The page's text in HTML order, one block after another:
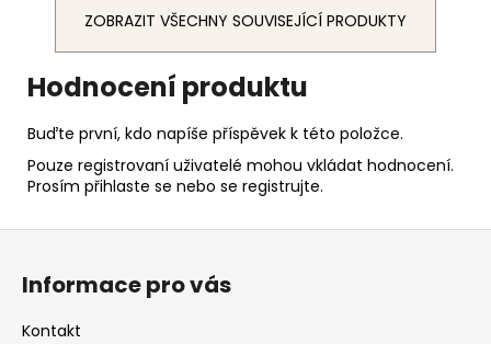
ZOBRAZIT VŠECHNY SOUVISEJÍCÍ PRODUKTY
Hodnocení produktu
Buďte první, kdo napíše příspěvek k této položce.
Pouze registrovaní uživatelé mohou vkládat hodnocení.
Prosím přihlaste se nebo se registrujte.
Informace pro vás
Kontakt